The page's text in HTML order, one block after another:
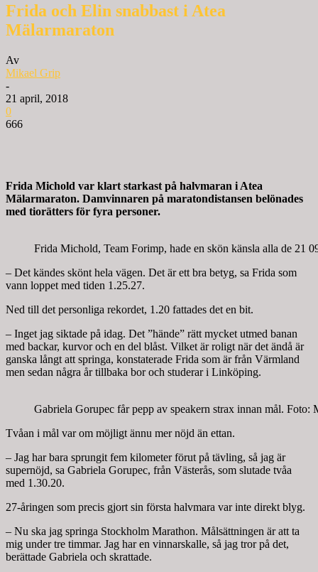
Frida och Elin snabbast i Atea
Mälarmaraton
Av
Mikael Grip
-
21 april, 2018
0
666
Frida Michold var klart starkast på halvmaran i Atea
Mälarmaraton. Damvinnaren på maratondistansen belönades
med tiorätters för fyra personer.
Frida Michold, Team Forimp, hade en skön känsla alla de 21
– Det kändes skönt hela vägen. Det är ett bra betyg, sa Frida som
vann loppet med tiden 1.25.27.
Ned till det personliga rekordet, 1.20 fattades det en bit.
– Inget jag siktade på idag. Det ”hände” rätt mycket utmed banan
med backar, kurvor och en del blåst. Vilket är roligt när det ändå är
ganska långt att springa, konstaterade Frida som är från Värmland
men sedan några år tillbaka bor och studerar i Linköping.
Gabriela Gorupec får pepp av speakern strax innan mål. Foto:
Tvåan i mål var om möjligt ännu mer nöjd än ettan.
– Jag har bara sprungit fem kilometer förut på tävling, så jag är
supernöjd, sa Gabriela Gorupec, från Västerås, som slutade tvåa
med 1.30.20.
27-åringen som precis gjort sin första halvmara var inte direkt blyg.
– Nu ska jag springa Stockholm Marathon. Målsättningen är att ta
mig under tre timmar. Jag har en vinnarskalle, så jag tror på det,
berättade Gabriela och skrattade.